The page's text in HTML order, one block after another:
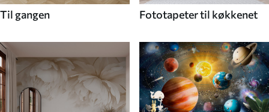
Til gangen Fototapeter til køkkenet